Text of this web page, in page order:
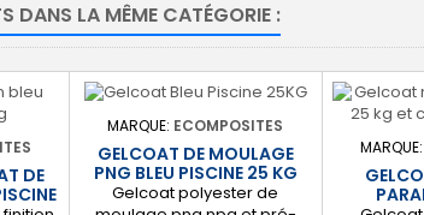
DANS LA MÊME CATÉGORIE :
DE
MARQUE: ECOMPOSITES
GELCOAT DE MOULAGE
PNG BLEU PISCINE 25 KG
Gelcoat polyester de
MARQUE: